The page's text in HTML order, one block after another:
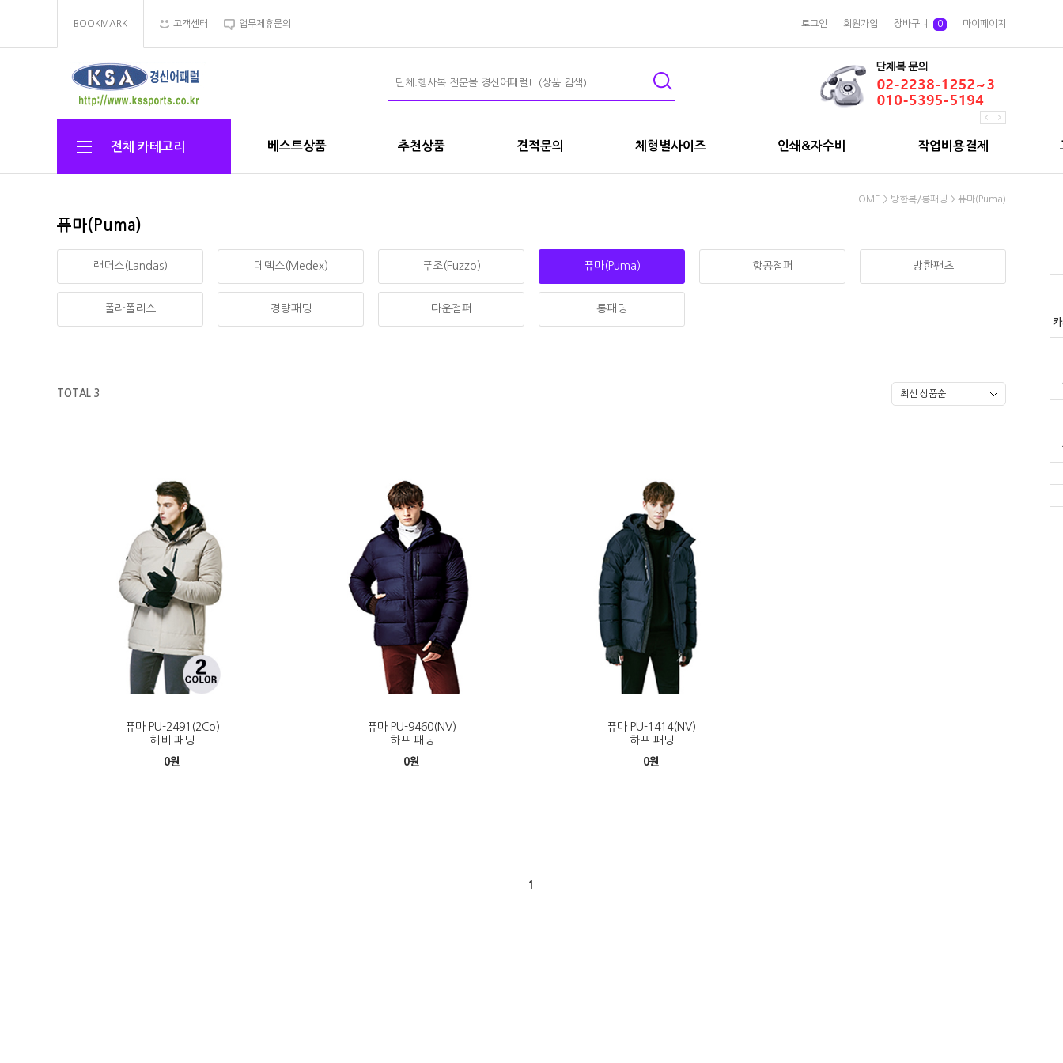
BOOKMARK 고객센터 업무제휴문의 로그인 회원가입 장바구니 0 마이페이지
전체 카테고리 베스트상품 추천상품 견적문의 체형별사이즈 인쇄&자수비 작업비용결제
HOME > 방한복/롱패딩 > 퓨마(Puma)
퓨마(Puma)
랜더스(Landas) 메덱스(Medex) 푸조(Fuzzo) 퓨마(Puma) 항공점퍼 방한팬츠
폴라폴리스 경량패딩 다운점퍼 롱패딩
TOTAL 3
퓨마 PU-2491(2Co)
헤비 패딩
0원
퓨마 PU-9460(NV)
하프 패딩
0원
퓨마 PU-1414(NV)
하프 패딩
0원
1